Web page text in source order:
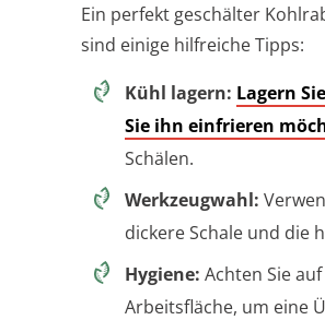
Ein perfekt geschälter
sind einige hilfreiche Tipps:
Kühl lagern: Lagern
Sie ihn einfrieren
Schälen.
Werkzeugwahl:
dickere Schale und die
Hygiene: Achten Sie
Arbeitsfläche, um eine